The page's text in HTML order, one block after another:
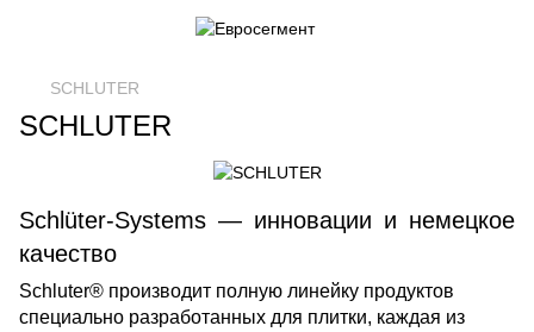
SCHLUTER
SCHLUTER
Schlüter-Systems — инновации и немецкое
качество
Schluter® производит полную линейку продуктов
специально разработанных для плитки, каждая из